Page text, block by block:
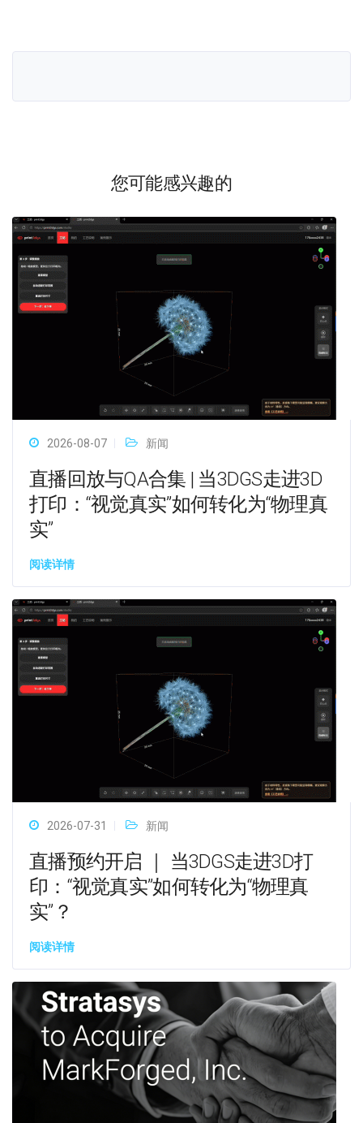
您可能感兴趣的
2026-08-07 新闻
直播回放与QA合集 | 当3DGS走进3D
打印：“视觉真实”如何转化为“物理真
实”
阅读详情
2026-07-31 新闻
直播预约开启 ｜ 当3DGS走进3D打
印：“视觉真实”如何转化为“物理真
实”？
阅读详情